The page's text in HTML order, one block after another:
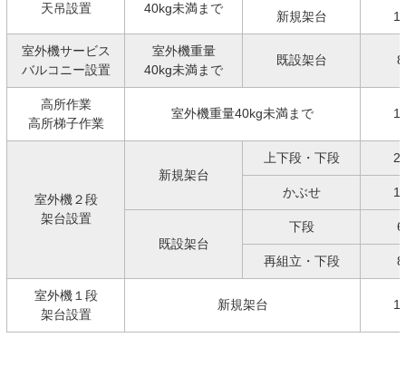
天吊設置
40kg未満まで
新規架台
室外機サービス
バルコニー設置
室外機重量
40kg未満まで
既設架台
高所作業
高所梯子作業
室外機重量40kg未満まで
室外機２段
架台設置
新規架台
上下段・下段
かぶせ
既設架台
下段
再組立・下段
室外機１段
架台設置
新規架台